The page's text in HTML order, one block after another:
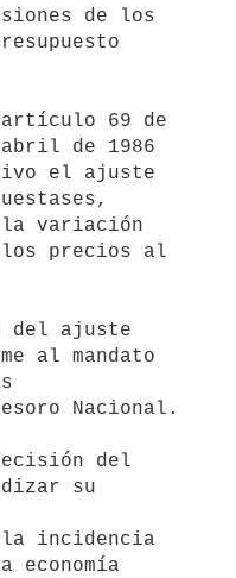
de los
69 de
de 1986
el ajuste
la variación
precios al
del ajuste
al mandato
Nacional.
del
su
incidencia
economía